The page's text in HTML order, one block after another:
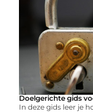
Doelgerichte gids
In deze gids leer je